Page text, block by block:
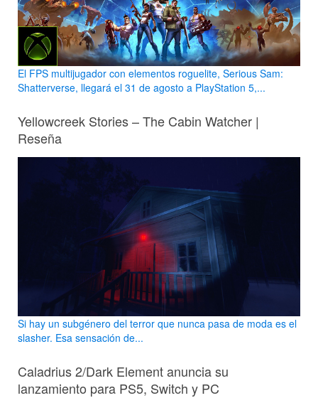
El FPS multijugador con elementos roguelite, Serious Sam:
Shatterverse, llegará el 31 de agosto a PlayStation 5,...
Yellowcreek Stories – The Cabin Watcher |
Reseña
Si hay un subgénero del terror que nunca pasa de moda es el
slasher. Esa sensación de...
Caladrius 2/Dark Element anuncia su
lanzamiento para PS5, Switch y PC